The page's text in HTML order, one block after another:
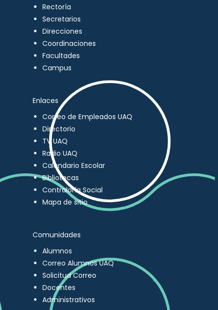
Rectoría
Secretarios
Direcciones
Coordinaciones
Facultades
Campus
Enlaces
Correo de Empleados UAQ
Directorio
TV UAQ
Radio UAQ
Calendario Escolar
Bibliotecas
Contraloría Social
Mapa de sitio
Comunidades
Alumnos
Correo Alumnos UAQ
Solicitud Correo
Docentes
Administrativos